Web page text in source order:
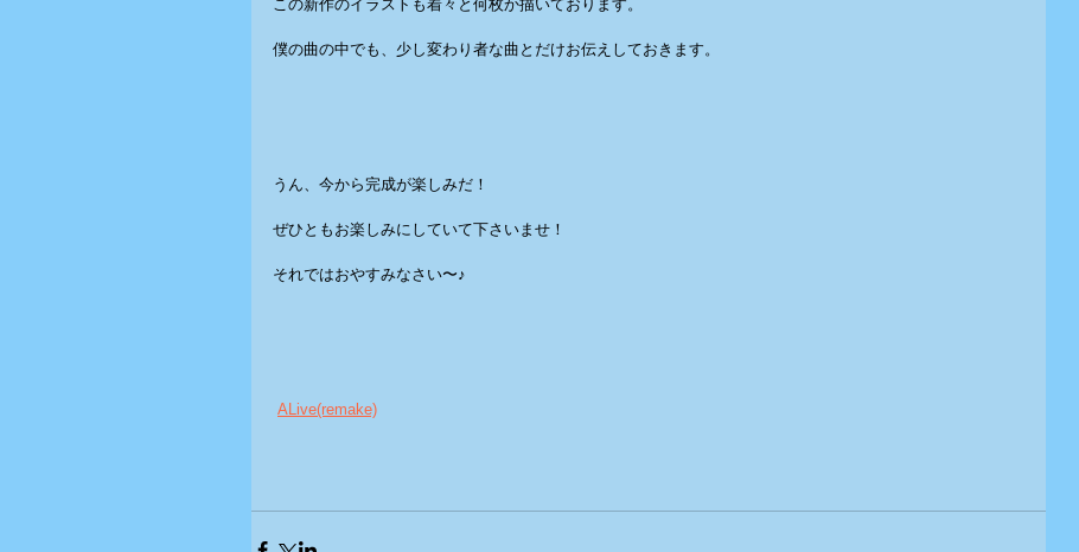
この新作のイラストも着々と何枚か描いております。
僕の曲の中でも、少し変わり者な曲とだけお伝えしておきます。
うん、今から完成が楽しみだ！
ぜひともお楽しみにしていて下さいませ！
それではおやすみなさい〜♪
ALive(remake)